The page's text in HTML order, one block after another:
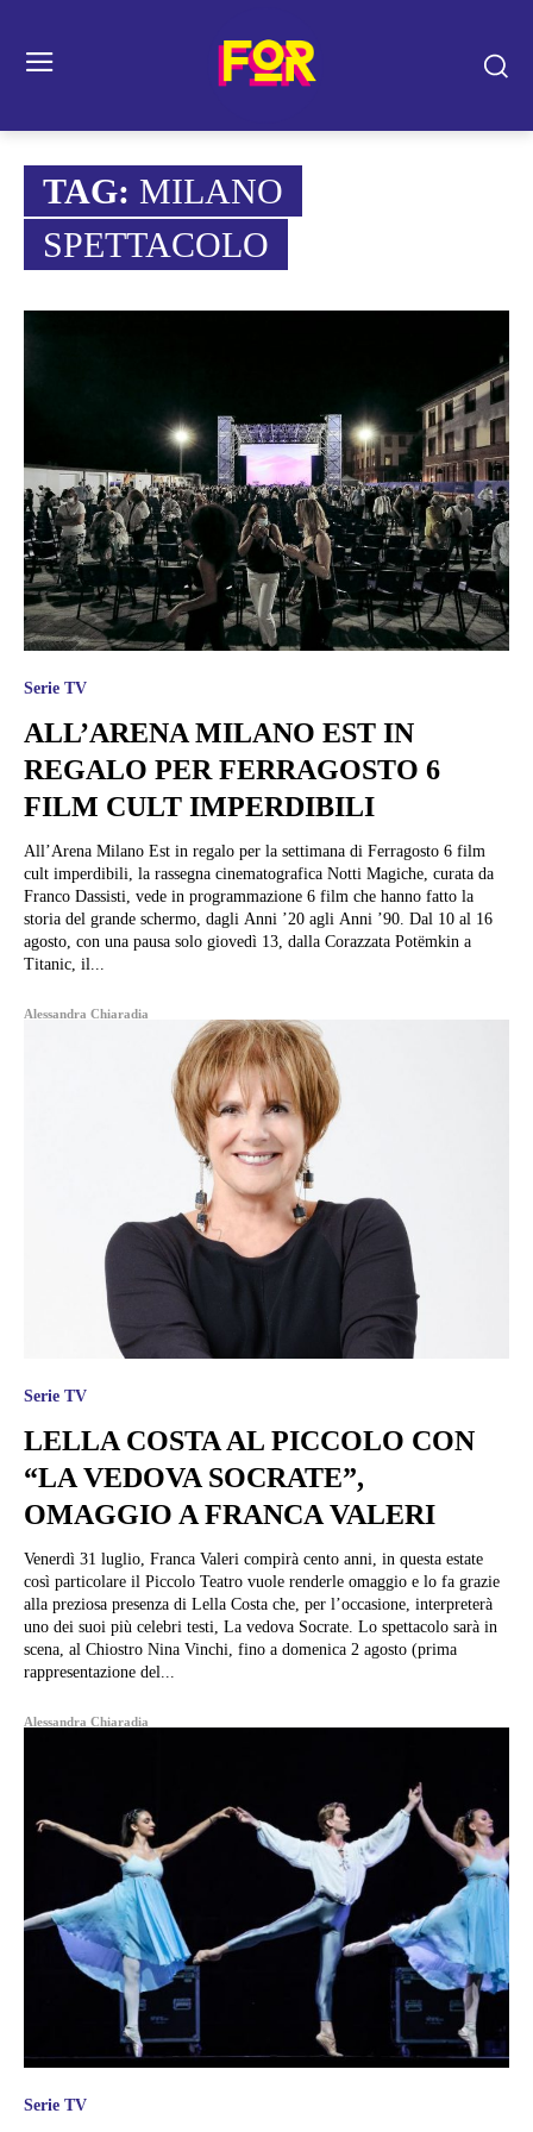
TAG: MILANO
SPETTACOLO
Serie TV
ALL’ARENA MILANO EST IN
REGALO PER FERRAGOSTO 6
FILM CULT IMPERDIBILI
All’Arena Milano Est in regalo per la settimana di Ferragosto 6 film
cult imperdibili, la rassegna cinematografica Notti Magiche, curata da
Franco Dassisti, vede in programmazione 6 film che hanno fatto la
storia del grande schermo, dagli Anni ’20 agli Anni ’90. Dal 10 al 16
agosto, con una pausa solo giovedì 13, dalla Corazzata Potëmkin a
Titanic, il...
Alessandra Chiaradia
Serie TV
LELLA COSTA AL PICCOLO CON
“LA VEDOVA SOCRATE”,
OMAGGIO A FRANCA VALERI
Venerdì 31 luglio, Franca Valeri compirà cento anni, in questa estate
così particolare il Piccolo Teatro vuole renderle omaggio e lo fa grazie
alla preziosa presenza di Lella Costa che, per l’occasione, interpreterà
uno dei suoi più celebri testi, La vedova Socrate. Lo spettacolo sarà in
scena, al Chiostro Nina Vinchi, fino a domenica 2 agosto (prima
rappresentazione del...
Alessandra Chiaradia
Serie TV